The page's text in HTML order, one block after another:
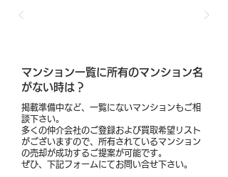
​マンション一覧に所有のマンション名
がない時は？
掲載準備中など、一覧にないマンションもご相
談下さい。
多くの仲介会社のご登録および買取希望リスト
がございますので、所有されているマンション
の売却が成功するご提案が可能です。
​ぜひ、下記フォームにてお問い合せ下さい。